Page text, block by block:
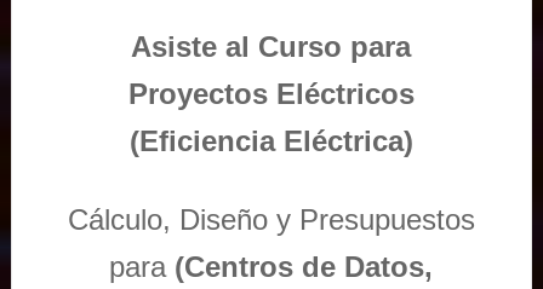
Asiste al Curso para
Proyectos Eléctricos
(Eficiencia Eléctrica)
Cálculo, Diseño y Presupuestos
para (Centros de Datos,